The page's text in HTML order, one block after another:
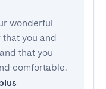
wonderful
you and
that you
comfortable.